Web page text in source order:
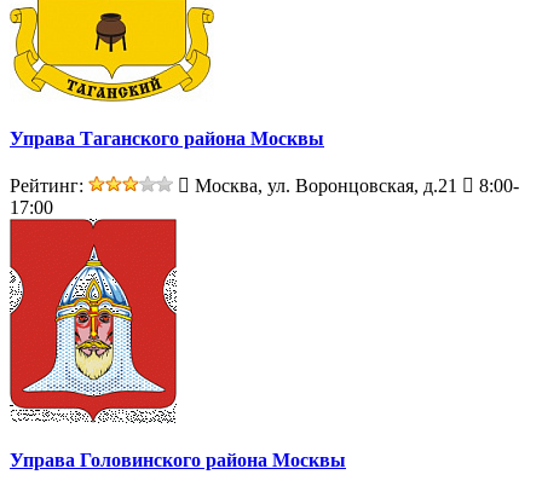
Управа Таганского района Москвы
Рейтинг: Москва, ул. Воронцовская, д.21
8:00-
17:00
Управа Головинского района Москвы